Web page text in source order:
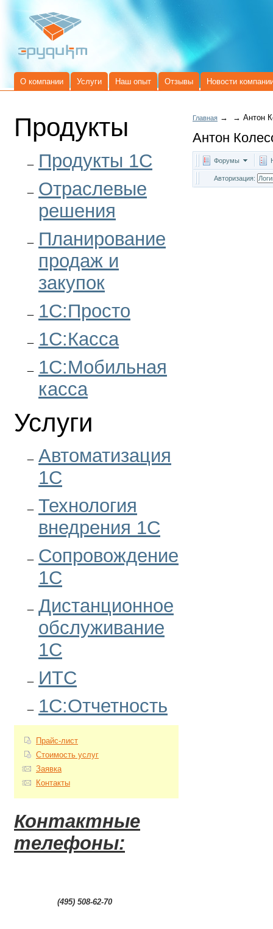
О компании Услуги Наш опыт Отзывы Новости
Продукты
Продукты 1C
Отраслевые
решения
Планирование
продаж и
закупок
1С:Просто
1С:Касса
1С:Мобильная
касса
Услуги
Автоматизация
1С
Технология
внедрения 1С
Сопровождение
1С
Дистанционное
обслуживание
1С
ИТС
1С:Отчетность
Прайс-лист
Стоимость услуг
Заявка
Контакты
Контактные
телефоны:
(495) 508-62-70
Главная → → Антон
Антон
Форумы
Авторизация: